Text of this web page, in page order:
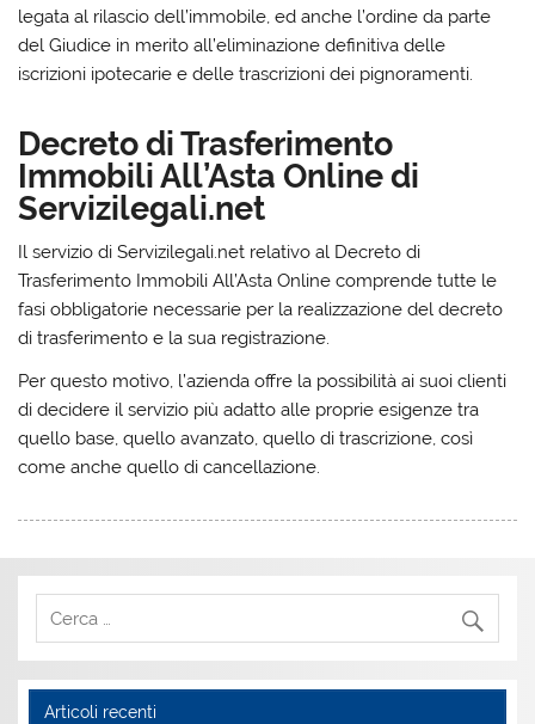
legata al rilascio dell’immobile, ed anche l’ordine da parte
del Giudice in merito all’eliminazione definitiva delle
iscrizioni ipotecarie e delle trascrizioni dei pignoramenti.
Decreto di Trasferimento
Immobili All’Asta Online di
Servizilegali.net
Ilservizio di Servizilegali.net relativo al Decreto di
Trasferimento Immobili All’Asta Online comprende tutte le
fasi obbligatorie necessarie per la realizzazione del decreto
di trasferimento e la sua registrazione.
Per questo motivo, l’azienda offre la possibilità ai suoi clienti
di decidere il servizio più adatto alle proprie esigenze tra
quello base, quello avanzato, quello di trascrizione, così
come anche quello di cancellazione.
Articoli recenti